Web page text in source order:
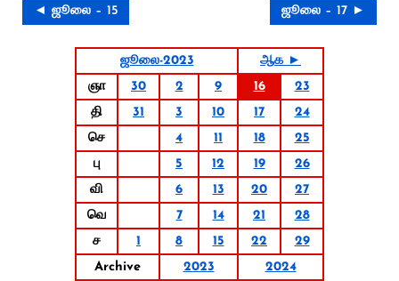
◄ ஜூலை – 15 ஜூலை – 17 ►
ஜூலை-2023
ஆக ►
ஞா
30 2 9 16
23
தி
31 3 10 17
24
செ
4 11 18
25
பு
5 12 19
26
வி
6 13 20
27
வெ
7 14 21
28
ச
1 8 15 22
29
Archive
2023 2024